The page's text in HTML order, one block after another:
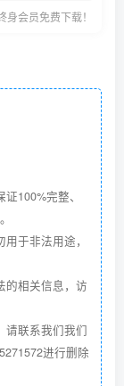
会员免费下载！
100%完整、
于非法用途，
的相关信息，访
请联系我们我们
进行删除